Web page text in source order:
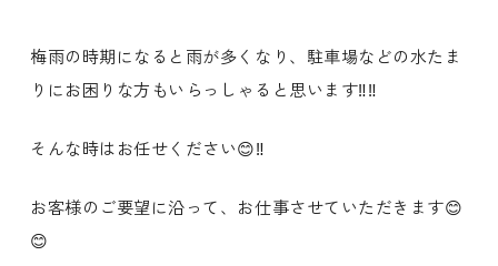
梅雨の時期になると雨が多くなり、駐車場などの水たま
りにお困りな方もいらっしゃると思います‼️‼️
そんな時はお任せください😊‼️
お客様のご要望に沿って、お仕事させていただきます😊
😊